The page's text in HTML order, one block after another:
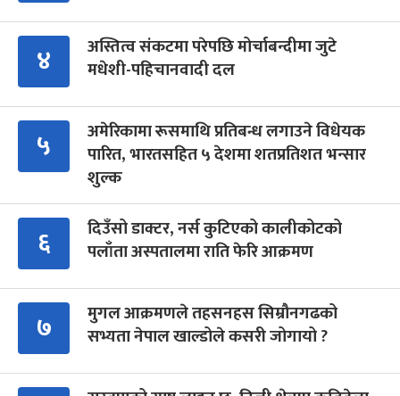
४
अस्तित्व संकटमा परेपछि मोर्चाबन्दीमा जुटे
मधेशी-पहिचानवादी दल
५
अमेरिकामा रूसमाथि प्रतिबन्ध लगाउने विधेयक
पारित, भारतसहित ५ देशमा शतप्रतिशत भन्सार
शुल्क
६
दिउँसो डाक्टर, नर्स कुटिएको कालीकोटको
पलाँता अस्पतालमा राति फेरि आक्रमण
७
मुगल आक्रमणले तहसनहस सिम्रौनगढको
सभ्यता नेपाल खाल्डोले कसरी जोगायो ?